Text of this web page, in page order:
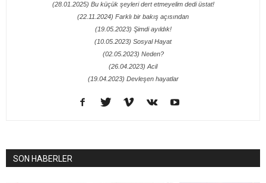
(28.01.2025) Bu küçük şeyleri dert etmeyelim dedi üstat!
(22.11.2024) Farklı bir bakış açısından
(19.05.2023) Şimdi ayıldık!
(10.05.2023) Sosyal Hayat
(02.05.2023) Neden?
(26.04.2023) Acil
(19.04.2023) Devleşen hayatlar
SON HABERLER